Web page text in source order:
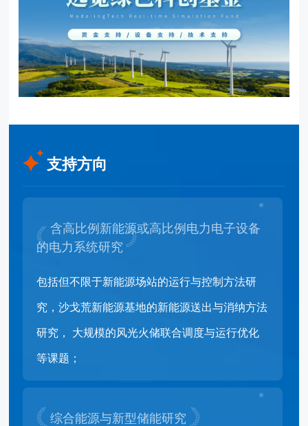
支持方向
含高比例新能源或高比例电力电子设备
的电力系统研究
包括但不限于新能源场站的运行与控制方法研
究，沙戈荒新能源基地的新能源送出与消纳方法
研究， 大规模的风光火储联合调度与运行优化
等课题；
综合能源与新型储能研究